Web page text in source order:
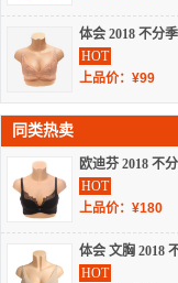
HOT
上品价：¥99
同类热卖
HOT
上品价：¥180
HOT